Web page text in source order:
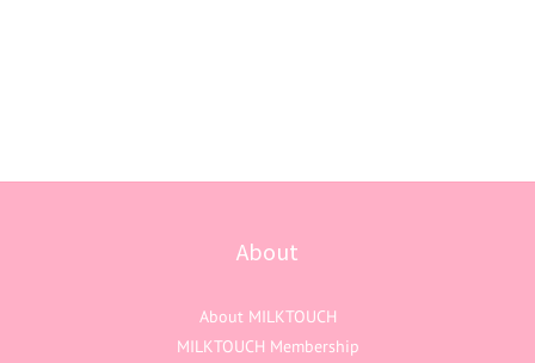
About
About MILKTOUCH
MILKTOUCH Membership